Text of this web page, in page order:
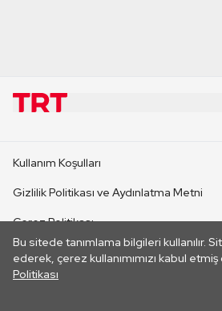
Bu sitede tanımlama bilgileri kullanılır.
ederek, çerez kullanımımızı kabul
Politikası
CANLI YAYINLAR
Kullanım Koşulları
Gizlilik Politikası ve Aydınlatma Metni
Çerez Politikası
İletişim
Her hakkı saklıdır. ©2026 TRT.